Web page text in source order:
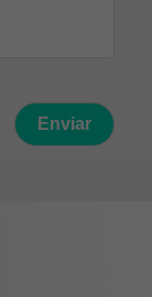
Enviar